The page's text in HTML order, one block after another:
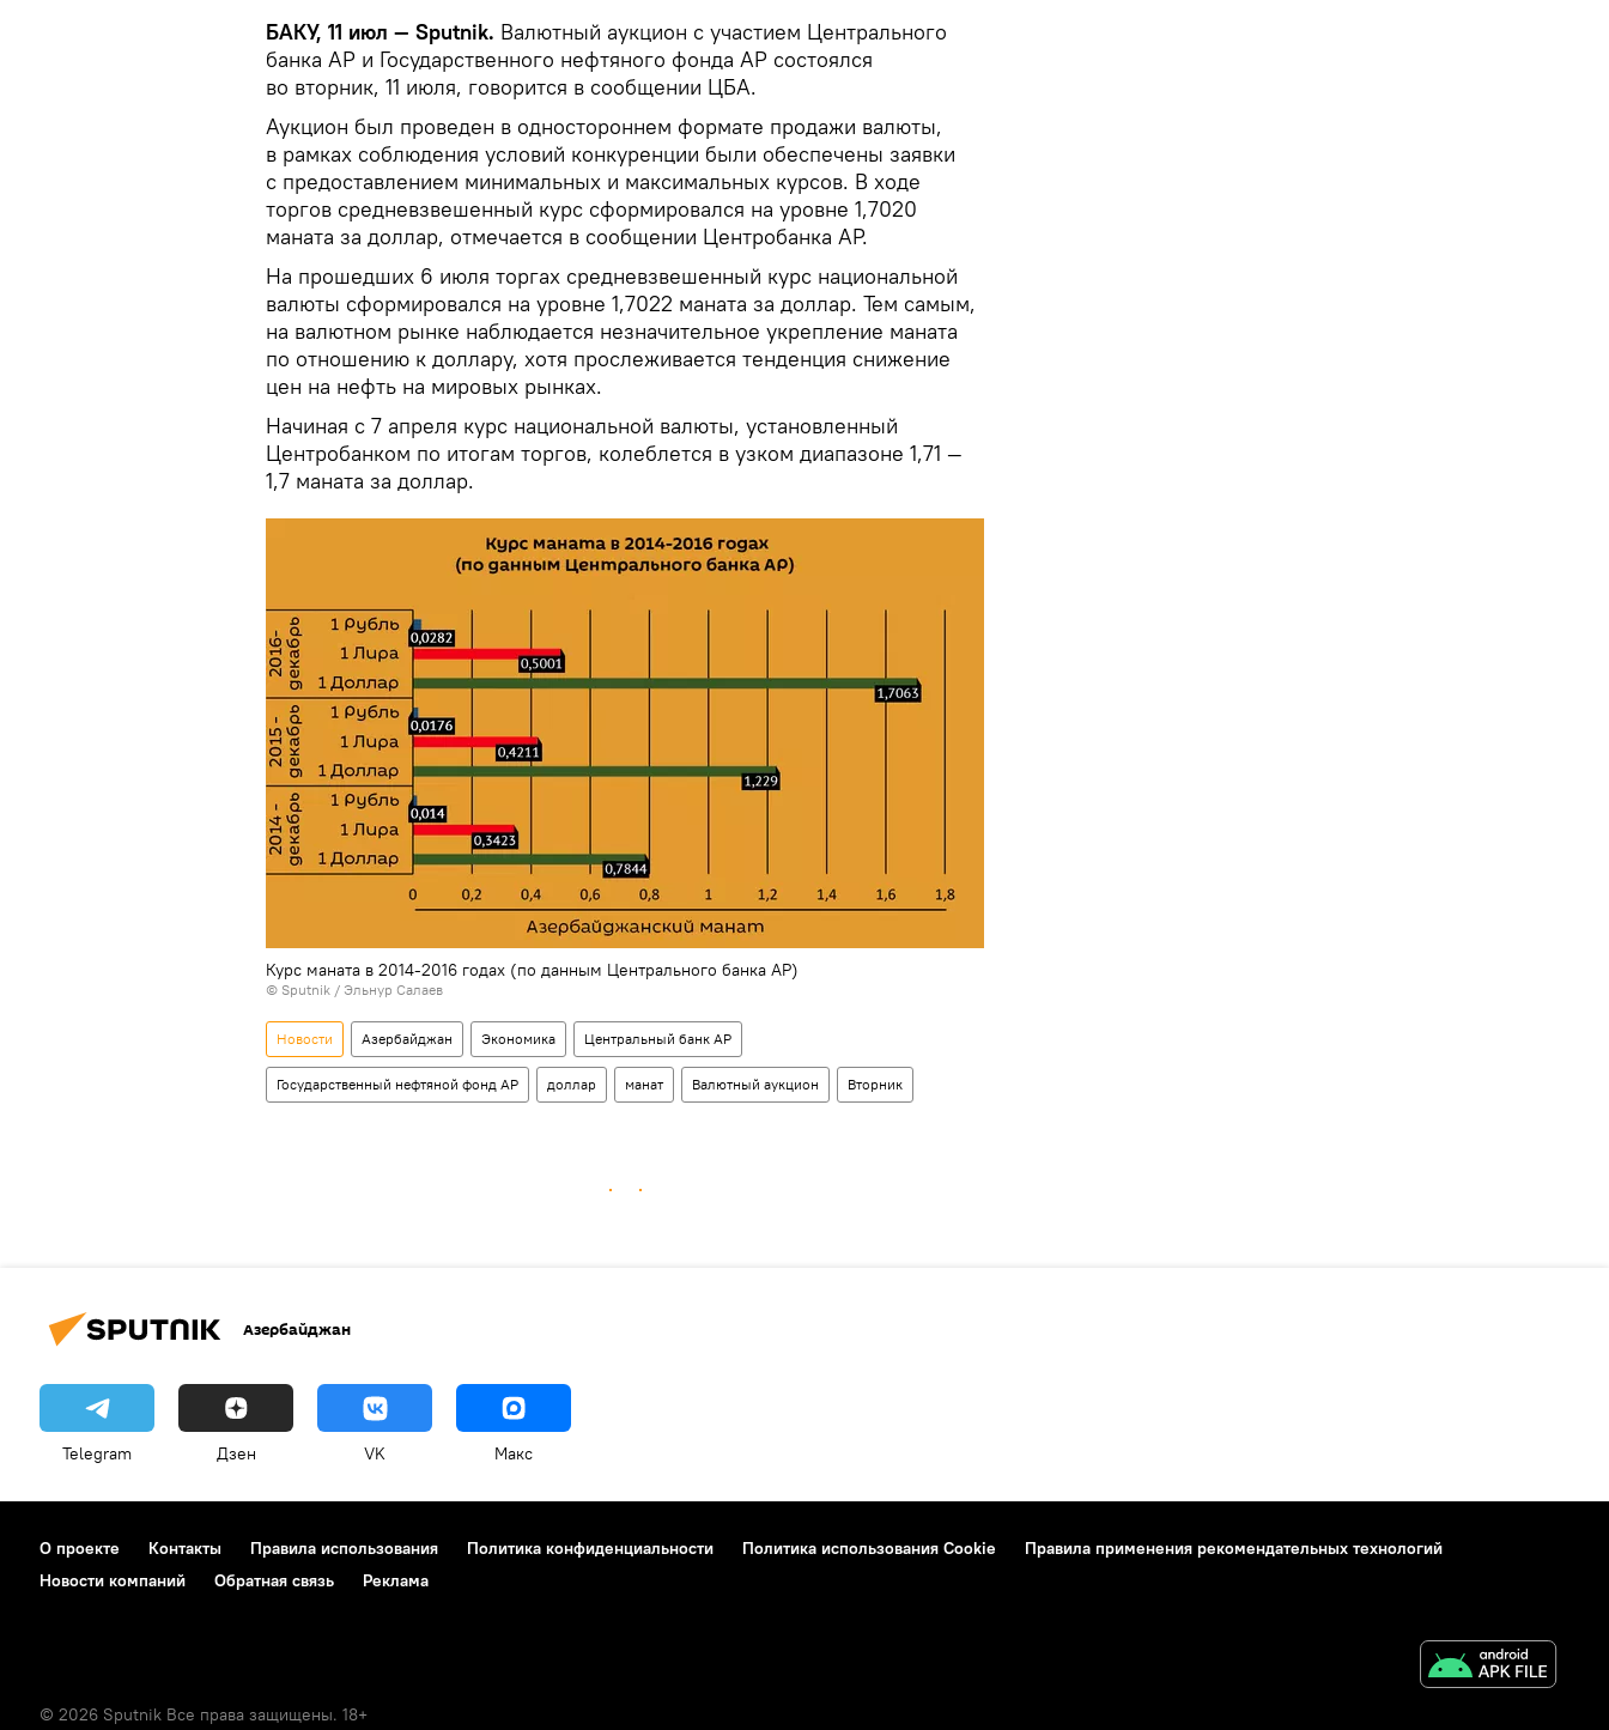
БАКУ, 11 июл — Sputnik. Валютный аукцион с участием Центрального
банка АР и Государственного нефтяного фонда АР состоялся
во вторник, 11 июля, говорится в сообщении ЦБА.
Аукцион был проведен в одностороннем формате продажи валюты,
в рамках соблюдения условий конкуренции были обеспечены заявки
с предоставлением минимальных и максимальных курсов. В ходе
торгов средневзвешенный курс сформировался на уровне 1,7020
маната за доллар, отмечается в сообщении Центробанка АР.
На прошедших 6 июля торгах средневзвешенный курс национальной
валюты сформировался на уровне 1,7022 маната за доллар. Тем самым,
на валютном рынке наблюдается незначительное укрепление маната
по отношению к доллару, хотя прослеживается тенденция снижение
цен на нефть на мировых рынках.
Начиная с 7 апреля курс национальной валюты, установленный
Центробанком по итогам торгов, колеблется в узком диапазоне 1,71 —
1,7 маната за доллар.
Курс маната в 2014-2016 годах (по данным Центрального банка АР)
© Sputnik / Эльнур Салаев
Новости Азербайджан Экономика Центральный банк АР
Государственный нефтяной фонд АР доллар манат Валютный аукцион Вторник
Азербайджан
Telegram Дзен VK Макс
О проекте Контакты Правила использования Политика конфиденциальности Политика использования Cookie
Правила применения рекомендательных технологий
Новости компаний
Обратная связь Реклама
© 2026 Sputnik Все права защищены. 18+